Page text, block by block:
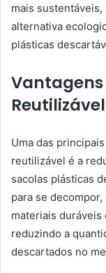
mais
alternativa
plásticas
Reutilizável
Uma das
reutilizável é a
sacolas plásticas
para se
materiais duráveis
reduzindo a
descartados no